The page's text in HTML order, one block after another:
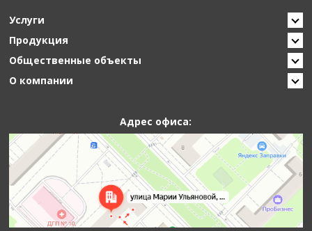
Услуги
Продукция
Общественные объекты
О компании
Адрес офиса: